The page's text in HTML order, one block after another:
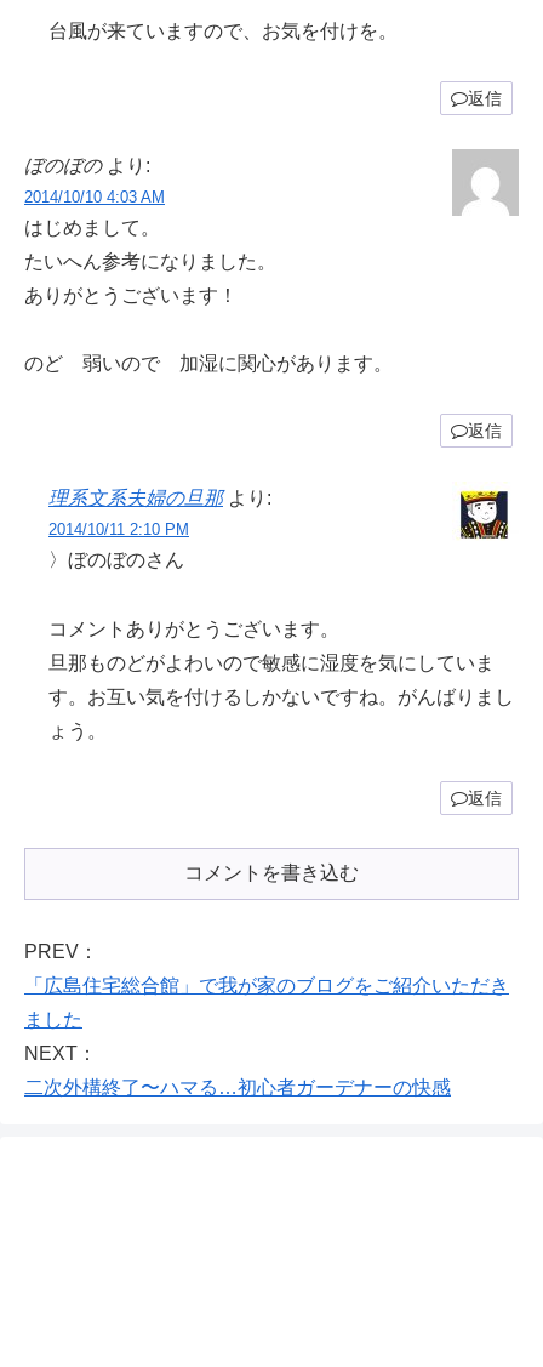
台風が来ていますので、お気を付けを。
返信
ぼのぼの より:
2014/10/10 4:03 AM
はじめまして。
たいへん参考になりました。
ありがとうございます！
のど 弱いので 加湿に関心があります。
返信
理系文系夫婦の旦那 より:
2014/10/11 2:10 PM
〉ぼのぼのさん
コメントありがとうございます。
旦那ものどがよわいので敏感に湿度を気にしていま
す。お互い気を付けるしかないですね。がんばりまし
ょう。
返信
コメントを書き込む
PREV：
「広島住宅総合館」で我が家のブログをご紹介いただき
ました
NEXT：
二次外構終了〜ハマる…初心者ガーデナーの快感